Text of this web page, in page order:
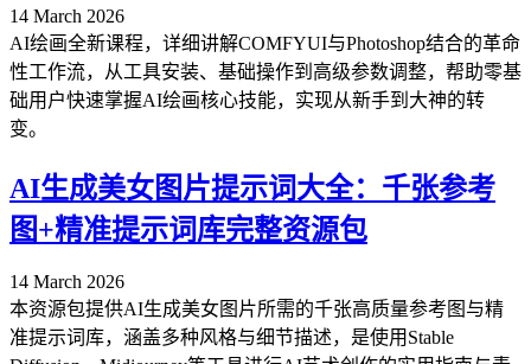
14 March 2026
AI绘画全新课程，详细讲解COMFYUI与Photoshop结合的革命
性工作流，从工具安装、基础操作到高级参数调整，帮助零基
础用户快速掌握AI绘画核心技能，实现从新手到大神的转
变。
AI生成美女图片提示词大全：千张参考
图+精准提示词库完整资源包
14 March 2026
本资源包提供AI生成美女图片所需的千张高质量参考图与精
准提示词库，涵盖多种风格与细节描述，是使用Stable